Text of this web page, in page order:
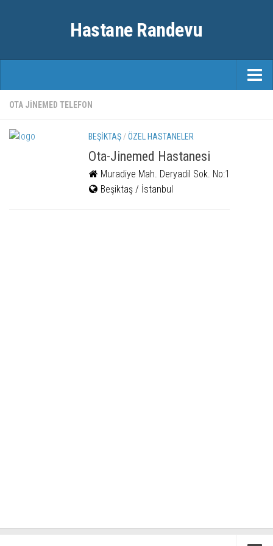
Hastane Randevu
ANASAYFA
RANDEVU
OTA JINEMED TELEFON
BEŞIKTAŞ /ÖZEL HASTANELER
Ota-Jinemed Hastanesi
Muradiye Mah. Deryadil Sok. No:1
Beşiktaş / İstanbul